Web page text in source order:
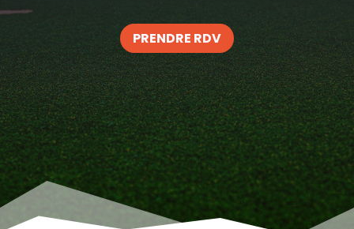
PRENDRE RDV